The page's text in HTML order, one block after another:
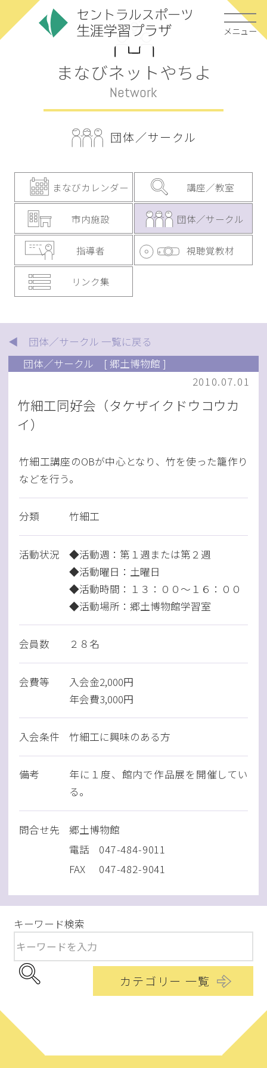
メニュー
まなびネットやちよ
Network
団体／サークル
まなびカレンダー 講座／教室
市内施設 団体／サークル
指導者 視聴覚教材
リンク集
◀ 団体／サークル 一覧に戻る
団体／サークル
[ 郷土博物館 ]
2010.07.01
竹細工同好会（タケザイクドウコウカ
イ）
竹細工講座のOBが中心となり、竹を使った籠作り
などを行う。
分類 竹細工
活動状況
◆活動週：第１週または第２週
◆活動曜日：土曜日
◆活動時間：１３：００～１６：００
◆活動場所：郷土博物館学習室
会員数 ２８名
会費等
入会金2,000円
年会費3,000円
入会条件 竹細工に興味のある方
備考
年に１度、館内で作品展を開催してい
る。
問合せ先
郷土博物館
電話
047-484-9011
FAX
047-482-9041
キーワード検索
カテゴリー 一覧